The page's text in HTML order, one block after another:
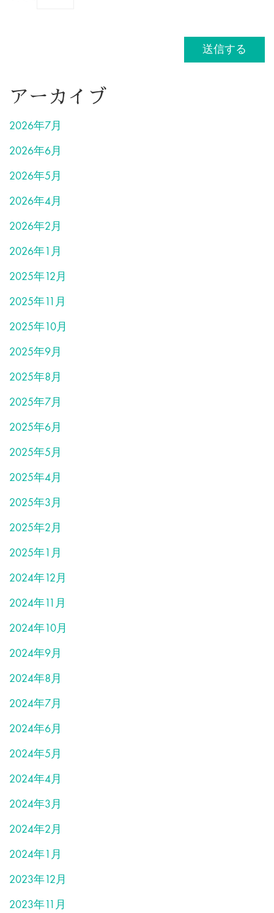
アーカイブ
2026年7月
2026年6月
2026年5月
2026年4月
2026年2月
2026年1月
2025年12月
2025年11月
2025年10月
2025年9月
2025年8月
2025年7月
2025年6月
2025年5月
2025年4月
2025年3月
2025年2月
2025年1月
2024年12月
2024年11月
2024年10月
2024年9月
2024年8月
2024年7月
2024年6月
2024年5月
2024年4月
2024年3月
2024年2月
2024年1月
2023年12月
2023年11月